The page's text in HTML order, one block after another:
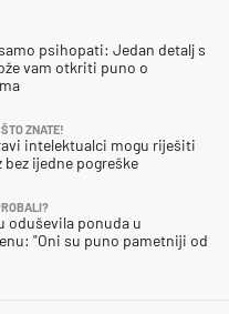
psihopati: Jedan detalj s
vam otkriti puno o
ZNATE!
intelektualci mogu riješiti
bez ijedne pogreške
oduševila ponuda u
"Oni su puno pametniji od